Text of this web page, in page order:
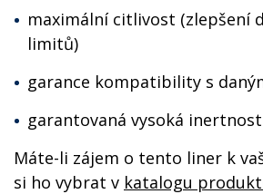
maximální citlivost (zlepšení
limitů)
garance kompatibility s
garantovaná vysoká inertnost
Máte-li zájem o tento liner k
si ho vybrat v katalogu